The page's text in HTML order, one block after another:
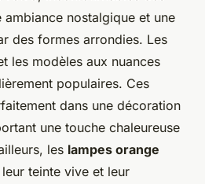
nostalgique et une
des formes arrondies. Les
les modèles aux nuances
populaires. Ces
dans une décoration
une touche chaleureuse
les lampes orange
teinte vive et leur